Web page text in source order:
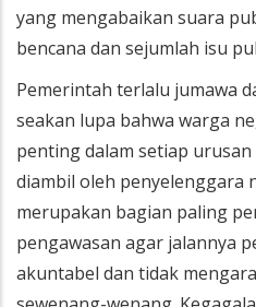
yang mengabaikan suara
bencana dan sejumlah isu
Pemerintah terlalu jumawa
seakan lupa bahwa warga
penting dalam setiap
diambil oleh penyelenggara
merupakan bagian paling
pengawasan agar jalannya
akuntabel dan tidak